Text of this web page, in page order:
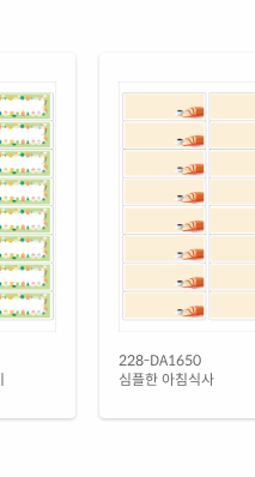
흰색 광택 방수 잉크젯
흰색 광택 레이저
CL228LG-DV037 레이
흰색 광택 시치미 레이저
RV228LG-DV037 레이
CL228WP-DV037
228-DA1650
심플한 아침식사